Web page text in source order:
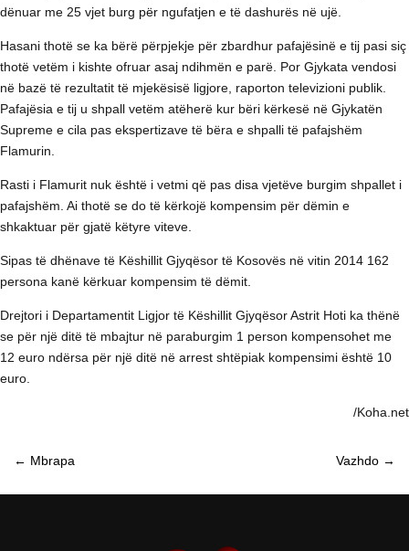
dënuar me 25 vjet burg për ngufatjen e të dashurës në ujë.
Hasani thotë se ka bërë përpjekje për zbardhur pafajësinë e tij pasi siç
thotë vetëm i kishte ofruar asaj ndihmën e parë. Por Gjykata vendosi
në bazë të rezultatit të mjekësisë ligjore, raporton televizioni publik.
Pafajësia e tij u shpall vetëm atëherë kur bëri kërkesë në Gjykatën
Supreme e cila pas ekspertizave të bëra e shpalli të pafajshëm
Flamurin.
Rasti i Flamurit nuk është i vetmi që pas disa vjetëve burgim shpallet i
pafajshëm. Ai thotë se do të kërkojë kompensim për dëmin e
shkaktuar për gjatë këtyre viteve.
Sipas të dhënave të Këshillit Gjyqësor të Kosovës në vitin 2014 162
persona kanë kërkuar kompensim të dëmit.
Drejtori i Departamentit Ligjor të Këshillit Gjyqësor Astrit Hoti ka thënë
se për një ditë të mbajtur në paraburgim 1 person kompensohet me
12 euro ndërsa për një ditë në arrest shtëpiak kompensimi është 10
euro.
/Koha.net
← Mbrapa Vazhdo →